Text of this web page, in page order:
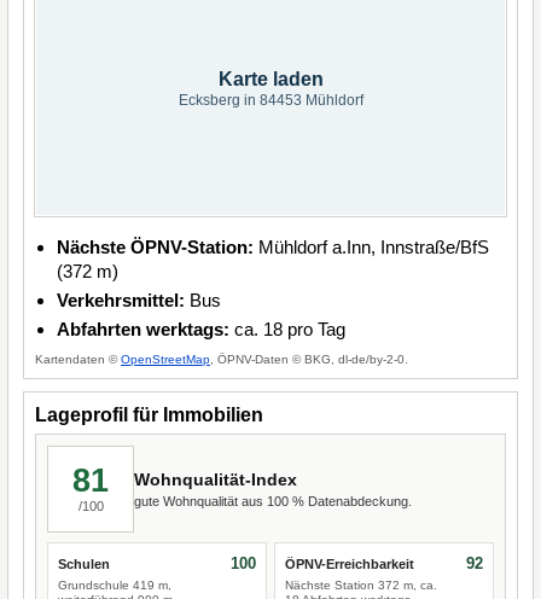
Karte laden
Ecksberg in 84453 Mühldorf
Nächste ÖPNV-Station: Mühldorf a.Inn, Innstraße/BfS
(372 m)
Verkehrsmittel: Bus
Abfahrten werktags: ca. 18 pro Tag
Kartendaten ©OpenStreetMap , ÖPNV-Daten © BKG, dl-de/by-2-0.
Lageprofil für Immobilien
81
/100
Wohnqualität-Index
gute Wohnqualität aus 100 % Datenabdeckung.
Schulen
Grundschule 419 m,
100 ÖPNV-Erreichbarkeit
Nächste Station 372 m, ca.
92